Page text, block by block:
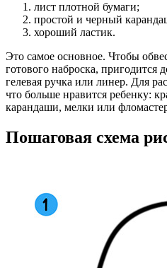
лист плотной бумаги;
простой и черный
хороший ластик.
Это самое основное. Чтобы
готового наброска, пригодится
гелевая ручка или линер. Для
что больше нравится ребенку:
карандаши, мелки или
Пошаговая схема